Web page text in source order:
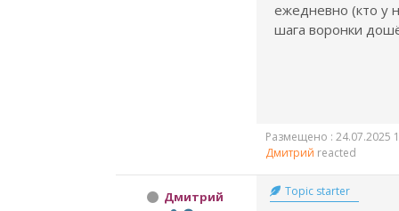
ежедневно (кто у
шага воронки
Размещено : 24.07.2025
Дмитрий reacted
Дмитрий Topic starter